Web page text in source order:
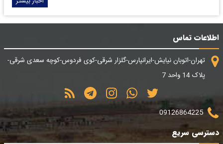
اطلاعات تماس
تهران-اتوبان نیایش-ایرانپارس-گلزار شرقی-کوی فردوس-کوچه سعدی شرقی-
پلاک 14 واحد 7
09126864225
دسترسی سریع